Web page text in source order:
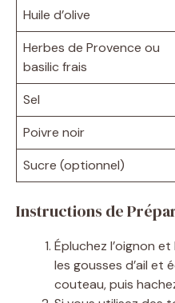
Huile d’olive
Herbes de Provence ou
basilic frais
Sel
Poivre noir
Sucre (optionnel)
Instructions de
Épluchez l’oignon
les gousses d’ail et
couteau, puis